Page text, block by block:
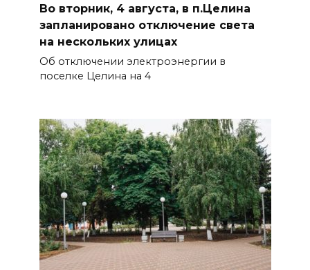
Во вторник, 4 августа, в п.Целина
запланировано отключение света
на нескольких улицах
Об отключении электроэнергии в
поселке Целина на 4